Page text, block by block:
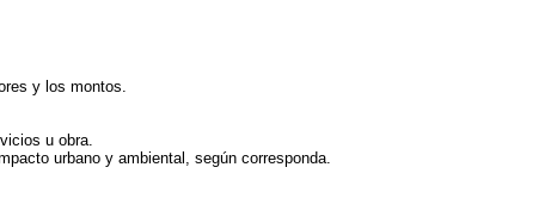
y los montos.
u obra.
urbano y ambiental, según corresponda.